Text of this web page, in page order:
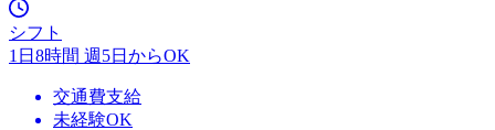
シフト
1日8時間 週5日からOK
交通費支給
未経験OK